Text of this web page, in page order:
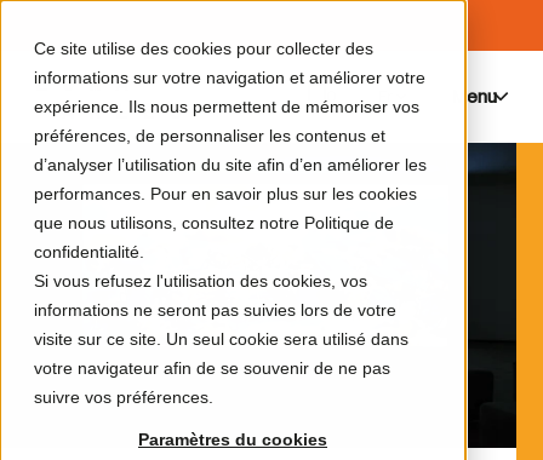
Ce site utilise des cookies pour collecter des
informations sur votre navigation et améliorer votre
expérience. Ils nous permettent de mémoriser vos
préférences, de personnaliser les contenus et
d’analyser l’utilisation du site afin d’en améliorer les
performances. Pour en savoir plus sur les cookies
que nous utilisons, consultez notre Politique de
confidentialité.
Si vous refusez l'utilisation des cookies, vos
informations ne seront pas suivies lors de votre
visite sur ce site. Un seul cookie sera utilisé dans
votre navigateur afin de se souvenir de ne pas
suivre vos préférences.
Paramètres du cookies
Menu